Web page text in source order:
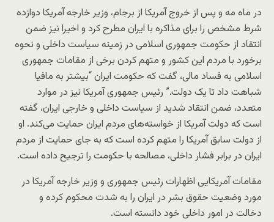
در ماه مه و پس از خروج آمریکا از برجام، وزیر خارجه آمریکا دوازده
شرط مشخص را برای مذاکره با ایران مطرح کرد و اخیرا نیز ضمن
انتقاد از حکومت جمهوری اسلامی در زمینه سیاست داخلی و نحوه
برخورد با مردم این کشور و متهم کردن برخی از مقامات جمهوری
اسلامی به فساد مالی، گفت که حکومت ایران “بیشتر به مافیا
شباهت داد تا یک دولت.” رئیس جمهوری آمریکا نیز در موارد
متعدد، ضمن انتقاد شدید از سیاست داخلی و خارجی ایران، گفته‌
است که دولت آمریکا از خواسته‌های مردم ایران حمایت می‌کند. او
از دولت سابق آمریکا را متهم کرده است که به جای حمایت از مردم
ایران در برابر فشار داخلی، مصالحه با حکومت را ترجیح داده است.
مقامات آمریکایی اظهارات رئیس جمهوری و وزیر خارجه آمریکا در
مورد وضعیت حقوق بشر در ایران را به شدت محکوم کرده و
دخالت در امور داخلی خود دانسته است.